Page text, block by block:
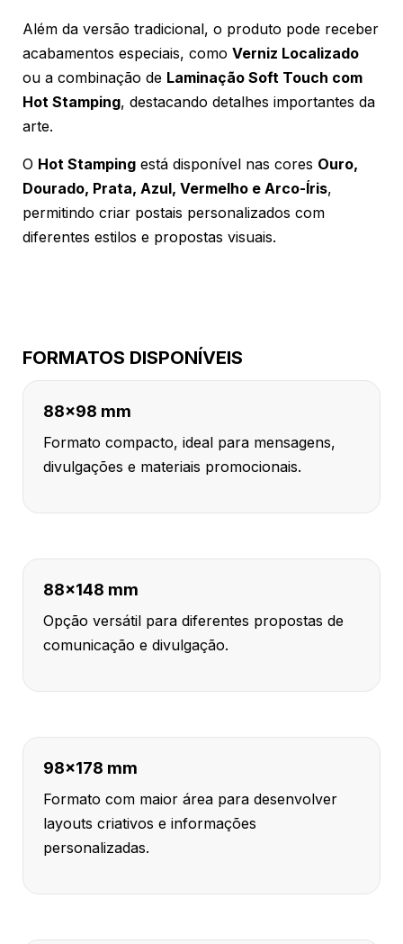
Além da versão tradicional, o produto pode receber
acabamentos especiais, como Verniz Localizado
ou a combinação de Laminação Soft Touch com
Hot Stamping, destacando detalhes importantes da
arte.
O Hot Stamping está disponível nas cores Ouro,
Dourado, Prata, Azul, Vermelho e Arco-Íris,
permitindo criar postais personalizados com
diferentes estilos e propostas visuais.
FORMATOS DISPONÍVEIS
88x98 mm
Formato compacto, ideal para mensagens,
divulgações e materiais promocionais.
88x148 mm
Opção versátil para diferentes propostas de
comunicação e divulgação.
98x178 mm
Formato com maior área para desenvolver
layouts criativos e informações
personalizadas.